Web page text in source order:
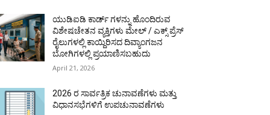
ಯುಡಿಐಡಿ ಕಾರ್ಡ್ ಗಳನ್ನು ಹೊಂದಿರುವ
ವಿಶೇಷಚೇತನ ವ್ಯಕ್ತಿಗಳು ಮೇಲ್ / ಎಕ್ಸ್ ಪ್ರೆಸ್
ರೈಲುಗಳಲ್ಲಿ ಕಾಯ್ದಿರಿಸದ ದಿವ್ಯಾಂಗಜನ
ಬೋಗಿಗಳಲ್ಲಿ ಪ್ರಯಾಣಿಸಬಹುದು
April 21, 2026
2026 ರ ಸಾರ್ವತ್ರಿಕ ಚುನಾವಣೆಗಳು ಮತ್ತು
ವಿಧಾನಸಭೆಗಳಿಗೆ ಉಪಚುನಾವಣೆಗಳು